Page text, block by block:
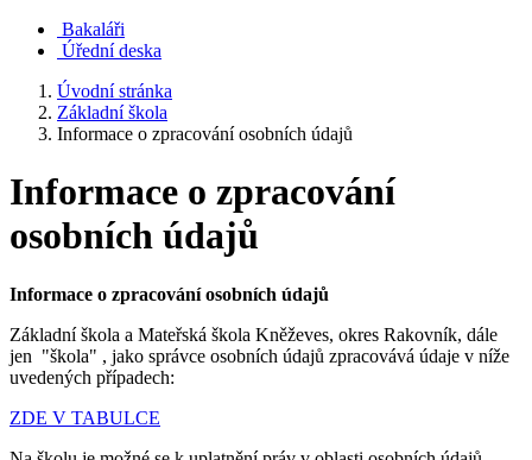
Bakaláři
Úřední deska
Úvodní stránka
Základní škola
Informace o zpracování osobních údajů
Informace o zpracování
osobních údajů
Informace o zpracování osobních údajů
Základní škola a Mateřská škola Kněževes, okres Rakovník, dále
jen "škola" , jako správce osobních údajů zpracovává údaje v níže
uvedených případech:
ZDE V TABULCE